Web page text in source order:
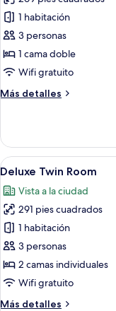
de
Deluxe
King
Room
1 habitación
3 personas
1 cama doble
Wifi gratuito
Más detalles
Más
King
Room
Abrir
todas
las
fotos
de
Deluxe
Twin
Room
4
Deluxe Twin Room
Vista a la ciudad
291 pies cuadrados
1 habitación
3 personas
2 camas individuales
Wifi gratuito
Más detalles
Más